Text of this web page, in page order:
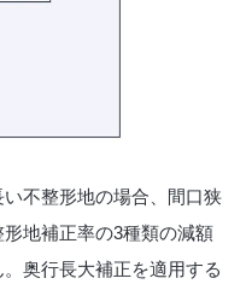
い不整形地の場合、間口狭
地補正率の3種類の減額
奥行長大補正を適用する